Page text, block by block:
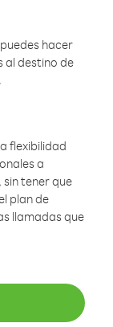
hacer
al destino de
flexibilidad
a
tener que
plan de
llamadas que